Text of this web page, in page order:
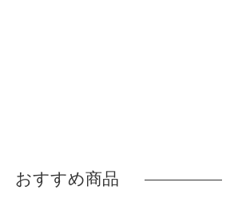
おすすめ商品